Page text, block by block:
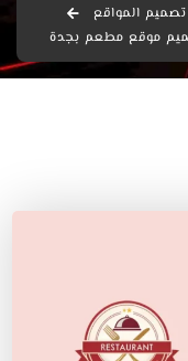
تصميم المواقع
موقع مطعم بجدة